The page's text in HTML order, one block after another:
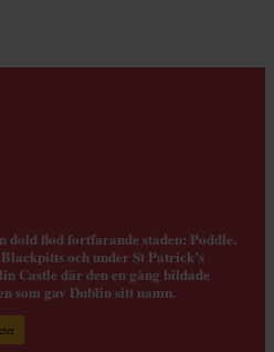
dold flod fortfarande staden: Poddle.
och under St Patrick’s
Castle där den en gång bildade
som gav Dublin sitt namn.